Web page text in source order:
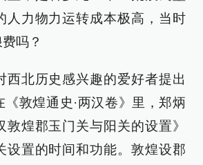
人力物力运转成本极高，当时
吗？
西北历史感兴趣的爱好者提出
敦煌通史·两汉卷》里，郑炳
敦煌郡玉门关与阳关的设置》
设置的时间和功能。敦煌设郡